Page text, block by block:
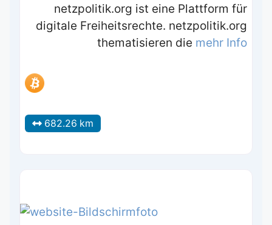
netzpolitik.org ist eine Plattform für
digitale Freiheitsrechte. netzpolitik.org
thematisieren die mehr Info
682.26 km